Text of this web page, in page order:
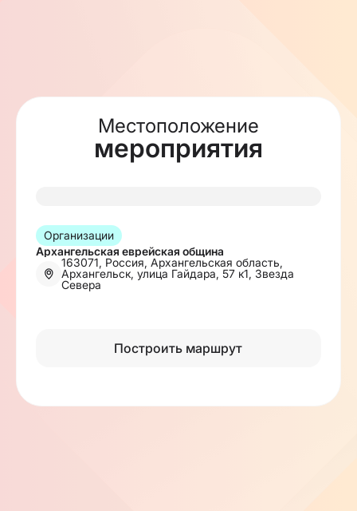
Местоположение
мероприятия
Организации
Архангельская еврейская община
163071, Россия, Архангельская область,
Архангельск, улица Гайдара, 57 к1, Звезда
Севера
Построить маршрут